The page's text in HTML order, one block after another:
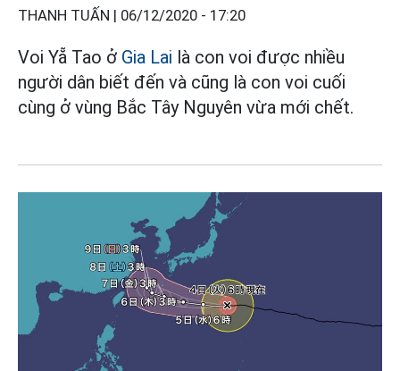
THANH TUẤN | 06/12/2020 - 17:20
Voi Yẵ Tao ở Gia Lai là con voi được nhiều
người dân biết đến và cũng là con voi cuối
cùng ở vùng Bắc Tây Nguyên vừa mới chết.